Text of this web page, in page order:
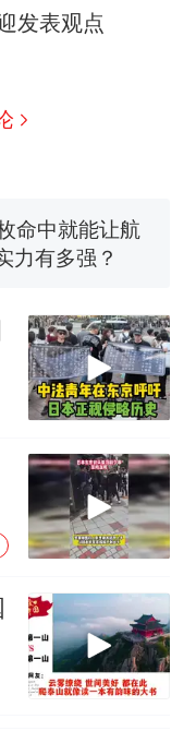
发表观点
法定首都的国
命中就能让航
力有多强？
陆 中心附近最
名的考试，成绩